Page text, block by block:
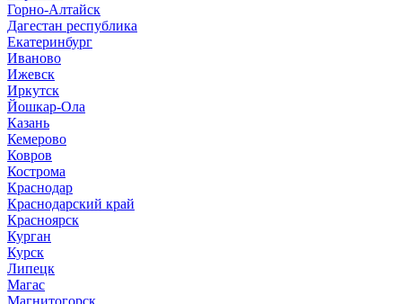
Горно-Алтайск
Дагестан республика
Екатеринбург
Иваново
Ижевск
Иркутск
Йошкар-Ола
Казань
Кемерово
Ковров
Кострома
Краснодар
Краснодарский край
Красноярск
Курган
Курск
Липецк
Магас
Магнитогорск